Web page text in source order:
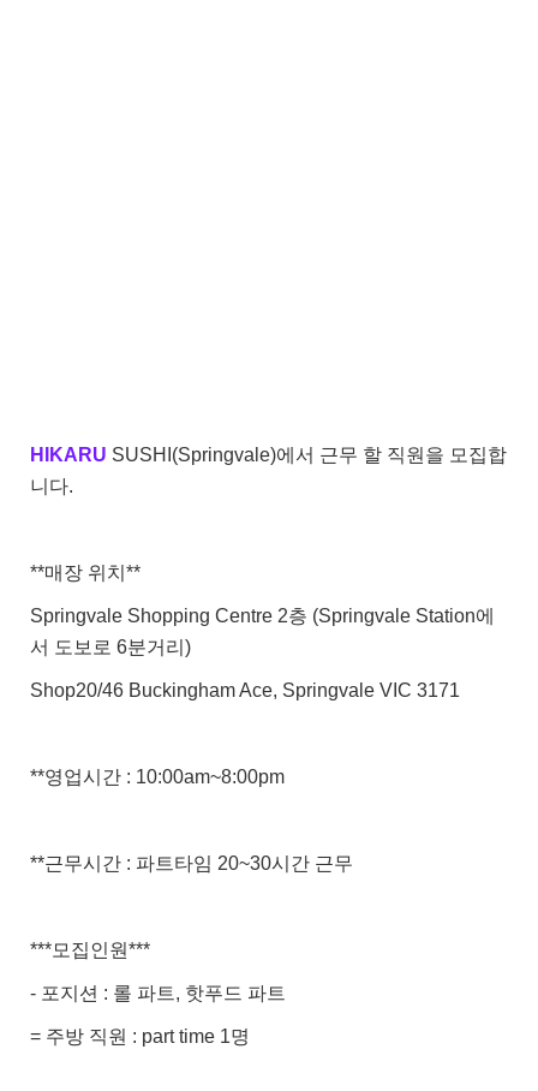
HIKARU SUSHI(Springvale)에서 근무 할 직원을 모집합
니다.
**매장 위치**
Springvale Shopping Centre 2층 (Springvale Station에
서 도보로 6분거리)
Shop20/46 Buckingham Ace, Springvale VIC 3171
**영업시간 : 10:00am~8:00pm
**근무시간 : 파트타임 20~30시간 근무
***모집인원***
- 포지션 : 롤 파트, 핫푸드 파트
= 주방 직원 : part time 1명